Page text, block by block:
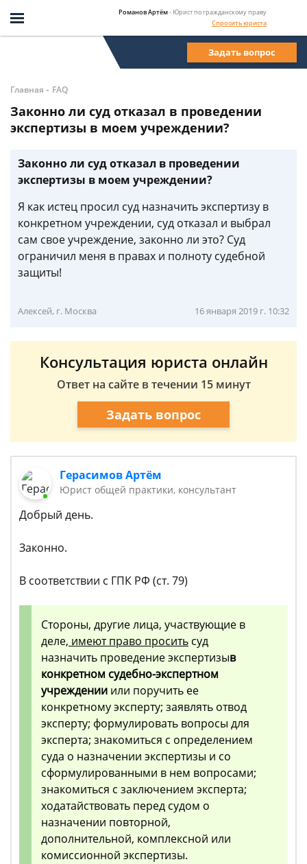
Романов Артём- Юрист по гражданскому праву
Спросить юриста
Задать вопрос
Главная - FAQ
Законно ли суд отказал в проведении
экспертизы в моем учреждении?
Законно ли суд отказал в проведении
экспертизы в моем учреждении?
Я как истец просил суд назначить экспертизу в
конкретном учреждении, суд отказал и выбрал
сам свое учреждение, законно ли это? Суд
ограничил меня в правах и полноту судебной
защиты!
Алексей, г. Москва 16 января 2019 г. 10:32
Консультация юриста онлайн
Ответ на сайте в течении 15 минут
Задать вопрос
Герасимов Артём
Юрист общей практики, консультант
Добрый день.
Законно.
В соответствии с ГПК РФ (ст. 79)
Стороны, другие лица, участвующие в
деле, имеют право просить суд
назначить проведение экспертизыв
конкретном судебно-экспертном
учреждении или поручить ее
конкретному эксперту; заявлять отвод
эксперту; формулировать вопросы для
эксперта; знакомиться с определением
суда о назначении экспертизы и со
сформулированными в нем вопросами;
знакомиться с заключением эксперта;
ходатайствовать перед судом о
назначении повторной,
дополнительной, комплексной или
комиссионной экспертизы.